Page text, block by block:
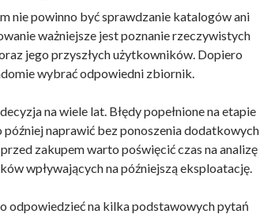
nie powinno być sprawdzanie katalogów ani
ważniejsze jest poznanie rzeczywistych
jego przyszłych użytkowników. Dopiero
wybrać odpowiedni zbiornik.
na wiele lat. Błędy popełnione na etapie
później naprawić bez ponoszenia dodatkowych
zakupem warto poświęcić czas na analizę
wpływających na późniejszą eksploatację.
odpowiedzieć na kilka podstawowych pytań